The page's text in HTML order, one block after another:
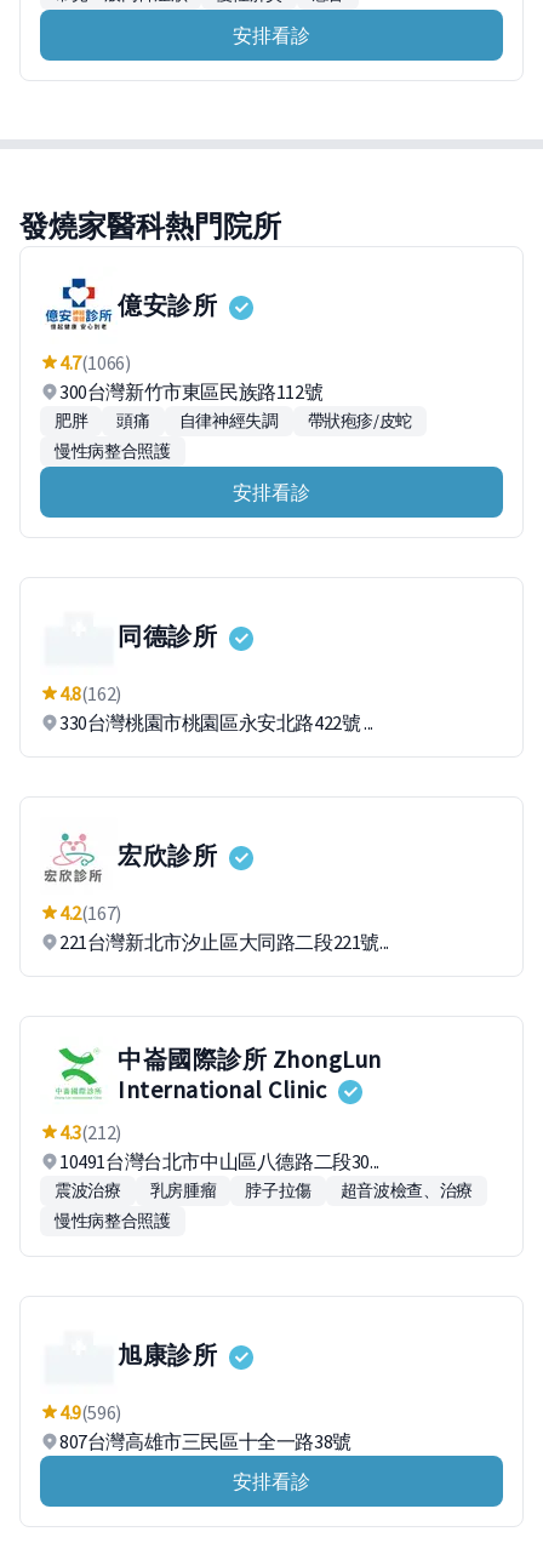
安排看診
發燒家醫科熱門院所
億安診所
4.7(1066)
300台灣新竹市東區民族路112號
肥胖 頭痛 自律神經失調
帶狀疱疹/皮蛇
慢性病整合照護
安排看診
同德診所
4.8(162)
330台灣桃園市桃園區永安北路422號 ...
宏欣診所
4.2(167)
221台灣新北市汐止區大同路二段221號...
中崙國際診所 ZhongLun
International Clinic
4.3(212)
10491台灣台北市中山區八德路二段30...
震波治療 乳房腫瘤 脖子拉傷
超音波檢查、治療
慢性病整合照護
旭康診所
4.9(596)
807台灣高雄市三民區十全一路38號
安排看診